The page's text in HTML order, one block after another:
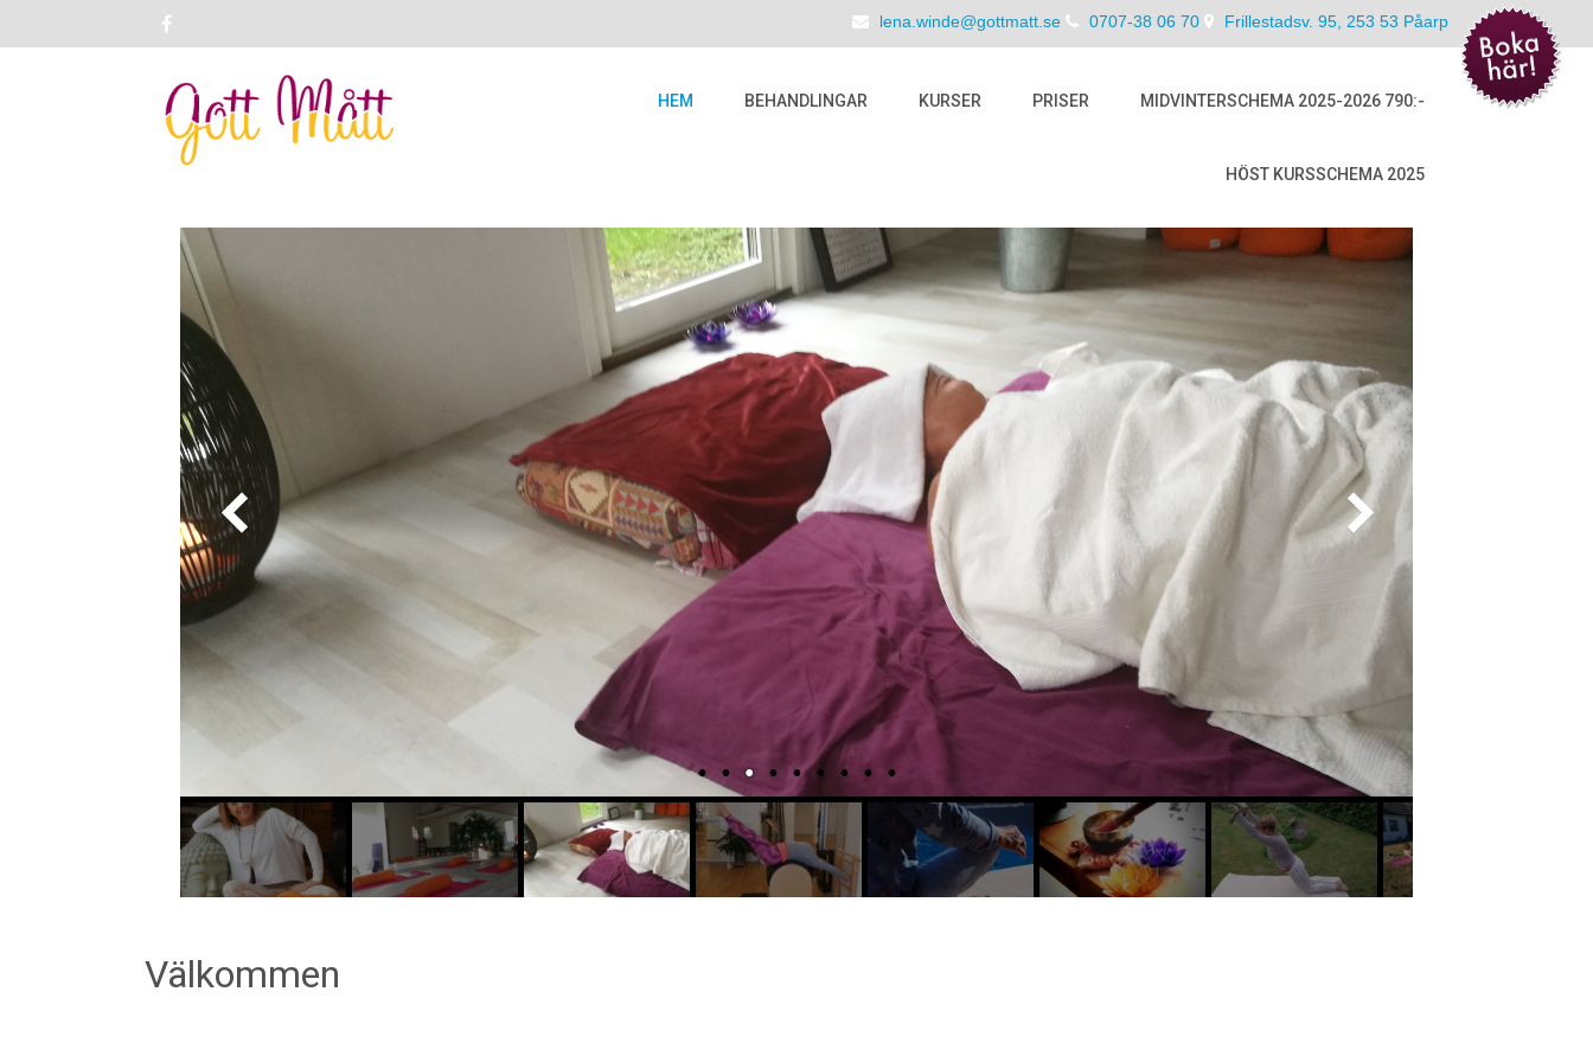
lena.winde@gottmatt.se 0707-38 06 70 Frillestadsv. 95, 253 53 Påarp
HEM BEHANDLINGAR KURSER PRISER MIDVINTERSCHEMA 2025-2026 790:-
HÖST KURSSCHEMA 2025
Välkommen